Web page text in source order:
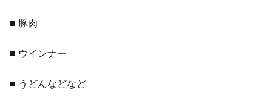
■ 豚肉
■ ウインナー
■ うどんなどなど